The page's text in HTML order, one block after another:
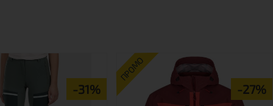
-31%
ПРОМО
-27%